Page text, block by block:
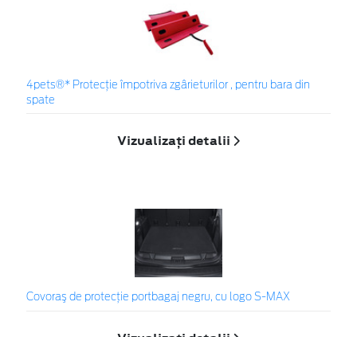
4pets®* Protecție împotriva zgârieturilor , pentru bara din
spate
Vizualizați detalii
Covoraş de protecţie portbagaj negru, cu logo S-MAX